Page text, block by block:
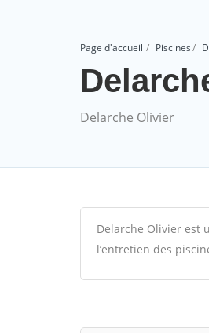
Page d'accueil Piscines
Delarche Olivier
Delarche Olivier est
l’entretien des